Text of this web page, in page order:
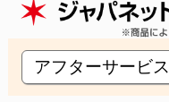
アフターサービス